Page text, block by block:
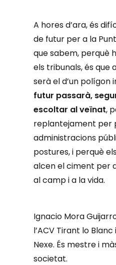
A hores d’ara, és
de futur per a la
que sabem, perquè
els tribunals, és que
serà el d’un polígon
futur passarà,
escoltar al veïnat,
replantejament per
administracions
postures, i perquè
alcen el ciment per
al camp i a la vida.
Ignacio Mora
l’ACV Tirant lo
Nexe. És mestre i
societat.